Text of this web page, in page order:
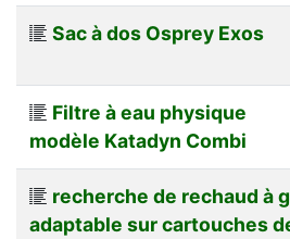
Sac à dos Osprey Exos
Filtre à eau physique
modèle Katadyn Combi
recherche de rechaud à
adaptable sur cartouches